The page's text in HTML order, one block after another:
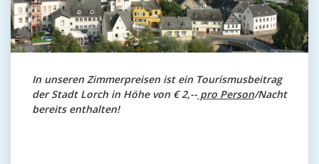
In unseren Zimmerpreisen ist ein Tourismusbeitrag
der Stadt Lorch in Höhe von € 2,-- pro Person/Nacht
bereits enthalten!